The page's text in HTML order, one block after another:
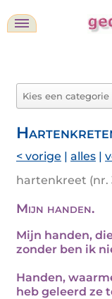
< vorige | alles |
hartenkreet (nr.
Mijn handen.
Mijn handen,
zonder ben ik
Handen,
heb geleerd ze